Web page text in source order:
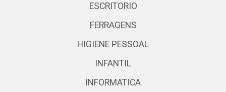
ESCRITORIO
FERRAGENS
HIGIENE PESSOAL
INFANTIL
INFORMATICA